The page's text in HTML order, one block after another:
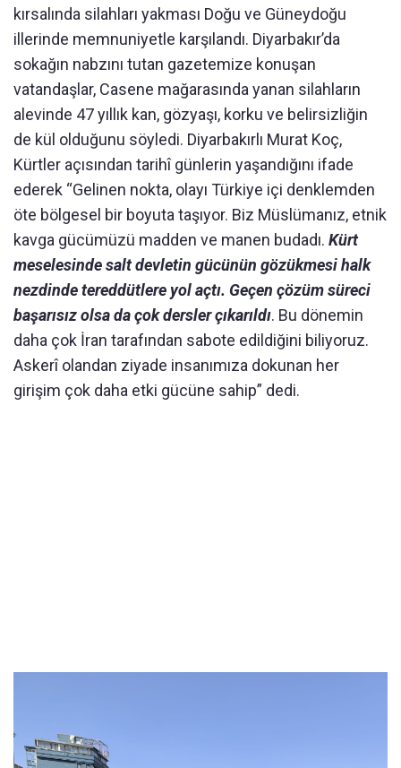
kırsalında silahları yakması Doğu ve Güneydoğu
illerinde memnuniyetle karşılandı. Diyarbakır’da
sokağın nabzını tutan gazetemize konuşan
vatandaşlar, Casene mağarasında yanan silahların
alevinde 47 yıllık kan, gözyaşı, korku ve belirsizliğin
de kül olduğunu söyledi. Diyarbakırlı Murat Koç,
Kürtler açısından tarihî günlerin yaşandığını ifade
ederek “Gelinen nokta, olayı Türkiye içi denklemden
öte bölgesel bir boyuta taşıyor. Biz Müslümanız, etnik
kavga gücümüzü madden ve manen budadı. Kürt
meselesinde salt devletin gücünün gözükmesi halk
nezdinde tereddütlere yol açtı. Geçen çözüm süreci
başarısız olsa da çok dersler çıkarıldı. Bu dönemin
daha çok İran tarafından sabote edildiğini biliyoruz.
Askerî olandan ziyade insanımıza dokunan her
girişim çok daha etki gücüne sahip” dedi.